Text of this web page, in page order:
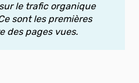
le trafic organique
sont les premières
des pages vues.